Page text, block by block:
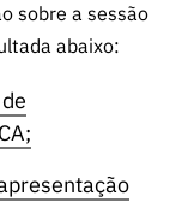
sobre a sessão
abaixo: